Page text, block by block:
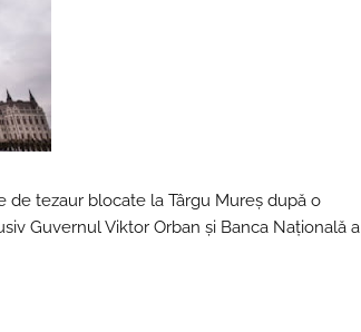
de tezaur blocate la Târgu Mureș după o
Guvernul Viktor Orban și Banca Națională a